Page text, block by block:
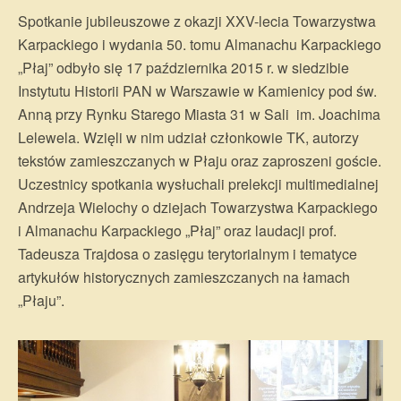
Spotkanie jubileuszowe z okazji XXV-lecia Towarzystwa
Karpackiego i wydania 50. tomu Almanachu Karpackiego
„Płaj” odbyło się 17 października 2015 r. w siedzibie
Instytutu Historii PAN w Warszawie w Kamienicy pod św.
Anną przy Rynku Starego Miasta 31 w Sali im. Joachima
Lelewela. Wzięli w nim udział członkowie TK, autorzy
tekstów zamieszczanych w Płaju oraz zaproszeni goście.
Uczestnicy spotkania wysłuchali prelekcji multimedialnej
Andrzeja Wielochy o dziejach Towarzystwa Karpackiego
i Almanachu Karpackiego „Płaj” oraz laudacji prof.
Tadeusza Trajdosa o zasięgu terytorialnym i tematyce
artykułów historycznych zamieszczanych na łamach
„Płaju”.